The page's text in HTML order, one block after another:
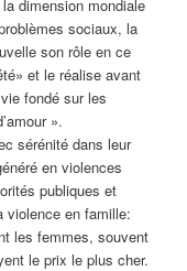
dimension mondiale
sociaux, la
son rôle en ce
et le réalise avant
fondé sur les
».
sérénité dans leur
en violences
publiques et
en famille:
les femmes, souvent
le prix le plus cher.